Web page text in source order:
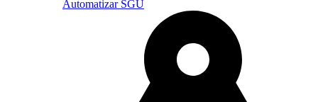
Automatizar SGU